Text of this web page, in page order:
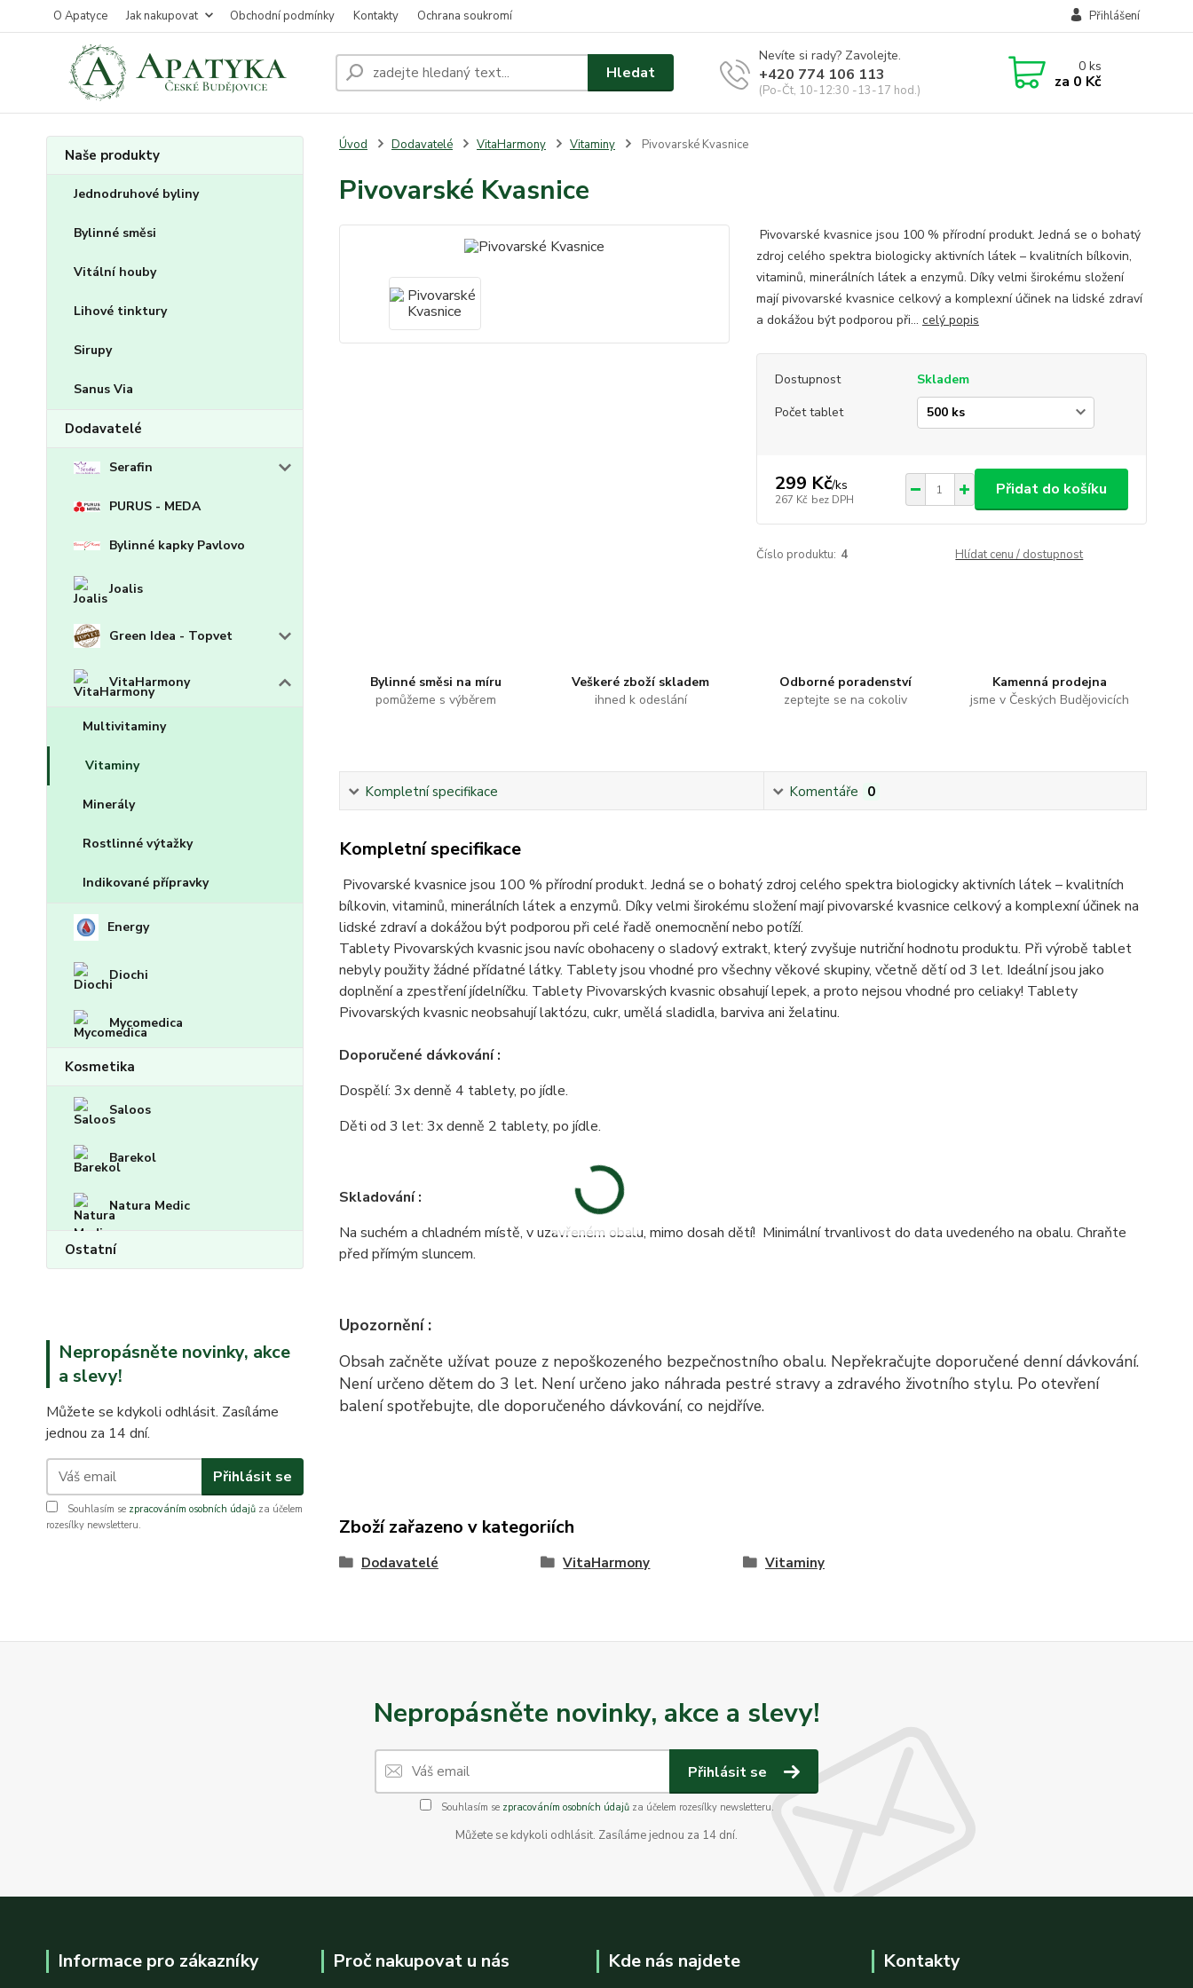
O Apatyce Jak nakupovat Obchodní podmínky Kontakty Ochrana soukromí Přihlášení
Hledat
Nevíte si rady? Zavolejte.
+420 774 106 113
(Po-Čt, 10-12:30 -13-17 hod.)
0ks
za 0 Kč
Naše produkty
Jednodruhové byliny
Bylinné směsi
Vitální houby
Lihové tinktury
Sirupy
Sanus Via
Dodavatelé
Serafin
PURUS - MEDA
Bylinné kapky Pavlovo
Joalis
Green Idea - Topvet
VitaHarmony
Multivitaminy
Vitaminy
Minerály
Rostlinné výtažky
Indikované přípravky
Energy
Diochi
Mycomedica
Kosmetika
Saloos
Barekol
Natura Medic
Ostatní
Nepropásněte novinky, akce
a slevy!
Můžete se kdykoli odhlásit. Zasíláme
jednou za 14 dní.
Přihlásit se
Souhlasím se zpracováním osobních údajů za účelem
rozesílky newsletteru.
Úvod Dodavatelé VitaHarmony Vitaminy Pivovarské Kvasnice
Pivovarské Kvasnice
Pivovarské kvasnice jsou 100 % přírodní produkt. Jedná se o bohatý
zdroj celého spektra biologicky aktivních látek – kvalitních bílkovin,
vitaminů, minerálních látek a enzymů. Díky velmi širokému složení
mají pivovarské kvasnice celkový a komplexní účinek na lidské zdraví
a dokážou být podporou při... celý popis
Dostupnost
Skladem
Počet tablet
299 Kč/ks
267 Kč bez DPH
Přidat do košíku
Číslo produktu: 4 Hlídat cenu / dostupnost
Bylinné směsi na míru
pomůžeme s výběrem
Veškeré zboží skladem
ihned k odeslání
Odborné poradenství
zeptejte se na cokoliv
Kamenná prodejna
jsme v Českých Budějovicích
Kompletní specifikace Komentáře 0
Kompletní specifikace
Pivovarské kvasnice jsou 100 % přírodní produkt. Jedná se o bohatý zdroj celého spektra biologicky aktivních látek – kvalitních
bílkovin, vitaminů, minerálních látek a enzymů. Díky velmi širokému složení mají pivovarské kvasnice celkový a komplexní účinek na
lidské zdraví a dokážou být podporou při celé řadě onemocnění nebo potíží.
Tablety Pivovarských kvasnic jsou navíc obohaceny o sladový extrakt, který zvyšuje nutriční hodnotu produktu. Při výrobě tablet
nebyly použity žádné přídatné látky. Tablety jsou vhodné pro všechny věkové skupiny, včetně dětí od 3 let. Ideální jsou jako
doplnění a zpestření jídelníčku. Tablety Pivovarských kvasnic obsahují lepek, a proto nejsou vhodné pro celiaky! Tablety
Pivovarských kvasnic neobsahují laktózu, cukr, umělá sladidla, barviva ani želatinu.
Doporučené dávkování :
Dospělí: 3x denně 4 tablety, po jídle.
Děti od 3 let: 3x denně 2 tablety, po jídle.
Skladování :
Na suchém a chladném místě, v uzavřeném obalu, mimo dosah dětí! Minimální trvanlivost do data uvedeného na obalu. Chraňte
před přímým sluncem.
Upozornění :
Obsah začněte užívat pouze z nepoškozeného bezpečnostního obalu. Nepřekračujte doporučené denní dávkování.
Není určeno dětem do 3 let. Není určeno jako náhrada pestré stravy a zdravého životního stylu. Po otevření
balení spotřebujte, dle doporučeného dávkování, co nejdříve.
Zboží zařazeno v kategoriích
Dodavatelé VitaHarmony Vitaminy
Nepropásněte novinky, akce a slevy!
Přihlásit se
Souhlasím se zpracováním osobních údajůza účelem rozesílky newsletteru.
Můžete se kdykoli odhlásit. Zasíláme jednou za 14 dní.
Informace pro zákazníky Proč nakupovat u nás Kde nás najdete Kontakty